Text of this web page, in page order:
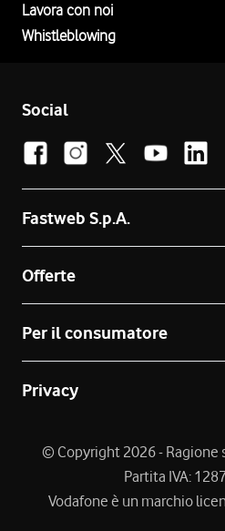
Lavora con noi
Whistleblowing
Social
Fastweb S.p.A.
Offerte
Per il consumatore
Privacy
© Copyright 2026 - Ragione
Partita IVA:
Vodafone è un marchio